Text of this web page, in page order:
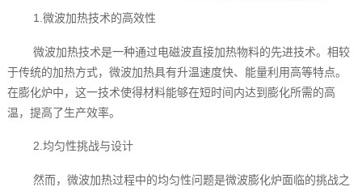
1.微波加热技术的高效性
微波加热技术是一种通过电磁波直接加热物料的先进技术。相较
于传统的加热方式，微波加热具有升温速度快、能量利用高等特点。
在膨化炉中，这一技术使得材料能够在短时间内达到膨化所需的高
温，提高了生产效率。
2.均匀性挑战与设计
然而，微波加热过程中的均匀性问题是微波膨化炉面临的挑战之